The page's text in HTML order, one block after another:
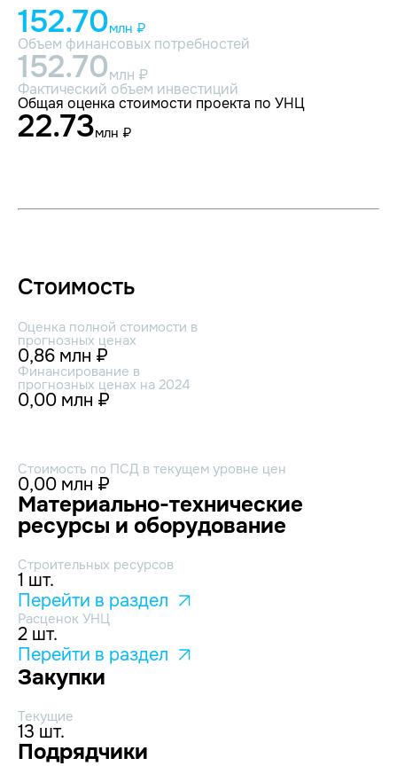
152.70млн ₽
Объем финансовых потребностей
152.70млн ₽
Фактический объем инвестиций
Общая оценка стоимости проекта по УНЦ
22.73млн ₽
Стоимость
Оценка полной стоимости в
прогнозных ценах
0,86 млн ₽
Финансирование в
прогнозных ценах на 2024
0,00 млн ₽
Стоимость по ПСД в текущем уровне цен
0,00 млн ₽
Материально-технические
ресурсы и оборудование
Строительных ресурсов
1 шт.
Перейти в раздел
Расценок УНЦ
2 шт.
Перейти в раздел
Закупки
Текущие
13 шт.
Подрядчики